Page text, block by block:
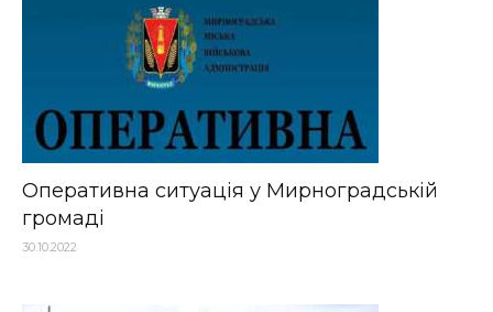
Оперативна ситуація у Мирноградській
громаді
30.10.2022